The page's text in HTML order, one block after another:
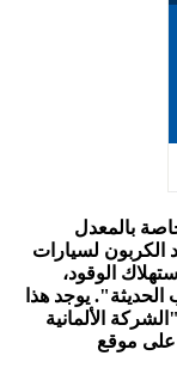
بالمعدل
الكربون لسيارات
الوقود،
يوجد هذا
الألمانية
على موقع